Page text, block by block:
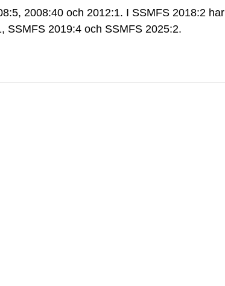
2008:40 och 2012:1. I SSMFS 2018:2 har
SSMFS 2019:4 och SSMFS 2025:2.